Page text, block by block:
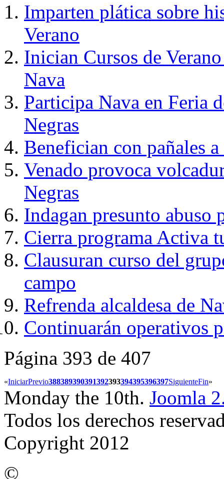
Imparten plática sobre
Verano
Inician Cursos de
Nava
Participa Nava en Feria
Negras
Benefician con pañales
Venado provoca
Negras
Indagan presunto abuso
Cierra programa Activa
Clausuran curso del
campo
Refrenda alcaldesa de
Continuarán operativos
Página 393 de 407
«IniciarPrevio388389390391392393394395396397SiguienteFin»
Monday the 10th. Joomla
Todos los derechos
Copyright 2012
©